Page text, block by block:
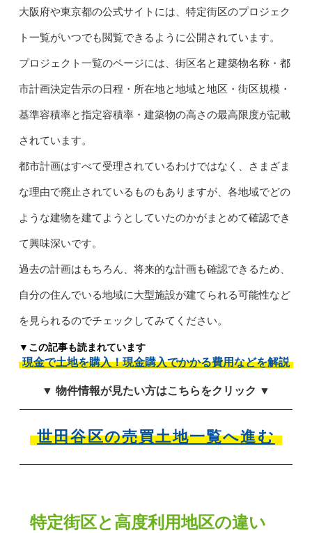
大阪府や東京都の公式サイトには、特定街区のプロジェク
ト一覧がいつでも閲覧できるように公開されています。
プロジェクト一覧のページには、街区名と建築物名称・都
市計画決定告示の日程・所在地と地域と地区・街区規模・
基準容積率と指定容積率・建築物の高さの最高限度が記載
されています。
都市計画はすべて受理されているわけではなく、さまざま
な理由で廃止されているものもありますが、各地域でどの
ような建物を建てようとしていたのかがまとめて確認でき
て興味深いです。
過去の計画はもちろん、将来的な計画も確認できるため、
自分の住んでいる地域に大型施設が建てられる可能性など
を見られるのでチェックしてみてください。
▼この記事も読まれています
現金で土地を購入！現金購入でかかる費用などを解説
▼ 物件情報が見たい方はこちらをクリック ▼
世田谷区の売買土地一覧へ進む
特定街区と高度利用地区の違い